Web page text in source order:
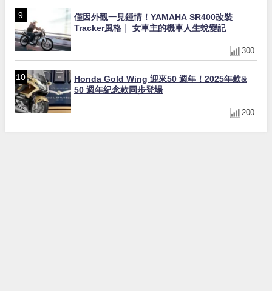
僅因外觀一見鍾情！YAMAHA SR400改裝
Tracker風格｜ 女車主的機車人生蛻變記
300
Honda Gold Wing 迎來50 週年！2025年款&
50 週年紀念款同步登場
200